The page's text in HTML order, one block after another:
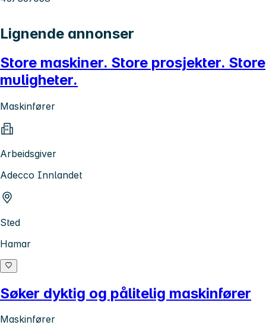
Lignende annonser
Store maskiner. Store prosjekter. Store
muligheter.
Maskinfører
Arbeidsgiver
Adecco Innlandet
Sted
Hamar
Søker dyktig og pålitelig maskinfører
Maskinfører